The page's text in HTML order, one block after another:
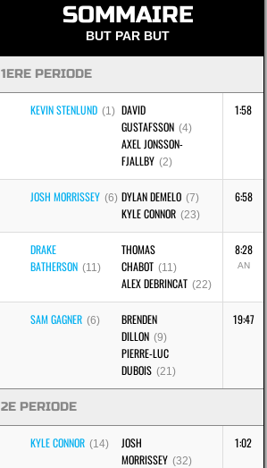
SOMMAIRE
BUT PAR BUT
1ERE PERIODE
KEVIN STENLUND (1) DAVID
GUSTAFSSON (4)
AXEL JONSSON-
FJALLBY (2)
1:58
JOSH MORRISSEY (6) DYLAN DEMELO (7)
KYLE CONNOR (23)
6:58
DRAKE
BATHERSON (11)
THOMAS
CHABOT (11)
ALEX DEBRINCAT (22)
8:28
AN
SAM GAGNER (6)
BRENDEN
DILLON (9)
PIERRE-LUC
DUBOIS (21)
19:47
2E PERIODE
KYLE CONNOR (14)
JOSH
MORRISSEY (32)
1:02